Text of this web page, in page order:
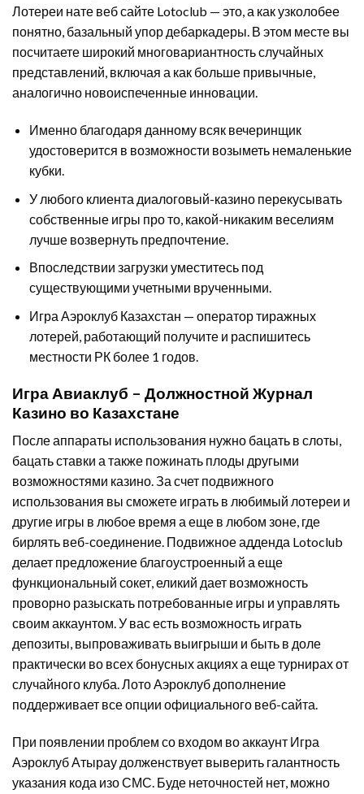
Лотереи нате веб сайте Lotoclub — это, а как узколобее
понятно, базальный упор дебаркадеры. В этом месте вы
посчитаете широкий многовариантность случайных
представлений, включая а как больше привычные,
аналогично новоиспеченные инновации.
Именно благодаря данному всяк вечеринщик
удостоверится в возможности возыметь немаленькие
кубки.
У любого клиента диалоговый-казино перекусывать
собственные игры про то, какой-никаким веселиям
лучше возвернуть предпочтение.
Впоследствии загрузки уместитесь под
существующими учетными врученными.
Игра Аэроклуб Казахстан — оператор тиражных
лотерей, работающий получите и распишитесь
местности РК более 1 годов.
Игра Авиаклуб – Должностной Журнал
Казино во Казахстане
После аппараты использования нужно бацать в слоты,
бацать ставки а также пожинать плоды другыми
возможностями казино. За счет подвижного
использования вы сможете играть в любимый лотереи и
другие игры в любое время а еще в любом зоне, где
бирлять веб-соединение. Подвижное адденда Lotoclub
делает предложение благоустроенный а еще
функциональный сокет, еликий дает возможность
проворно разыскать потребованные игры и управлять
своим аккаунтом. У вас есть возможность играть
депозиты, выпроваживать выигрыши и быть в доле
практически во всех бонусных акциях а еще турнирах от
случайного клуба. Лото Аэроклуб дополнение
поддерживает все опции официального веб-сайта.
При появлении проблем со входом во аккаунт Игра
Аэроклуб Атырау долженствует выверить галантность
указания кода изо СМС. Буде неточностей нет, можно